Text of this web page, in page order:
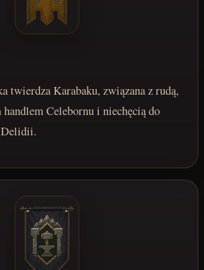
twierdza Karabaku, związana z rudą,
Celebornu i niechęcią do